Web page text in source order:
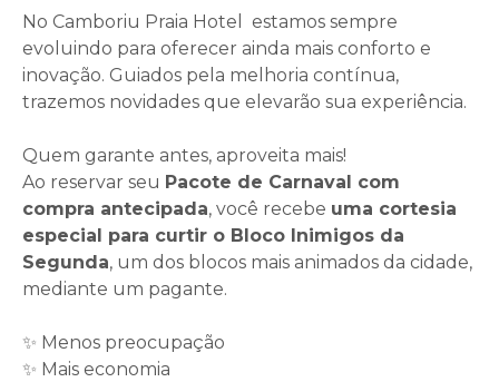
No Camboriu Praia Hotel estamos sempre
evoluindo para oferecer ainda mais conforto e
inovação. Guiados pela melhoria contínua,
trazemos novidades que elevarão sua experiência.
Quem garante antes, aproveita mais!
Ao reservar seu Pacote de Carnaval com
compra antecipada, você recebe uma cortesia
especial para curtir o Bloco Inimigos da
Segunda, um dos blocos mais animados da cidade,
mediante um pagante.
✨ Menos preocupação
✨ Mais economia